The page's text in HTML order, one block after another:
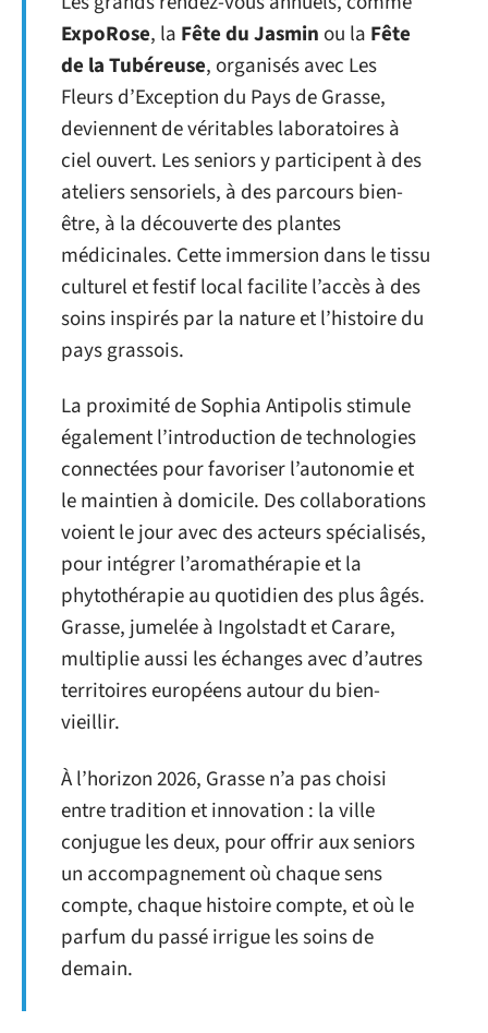
ExpoRose, la Fête du Jasmin ou la Fête
de la Tubéreuse, organisés avec Les
Fleurs d’Exception du Pays de Grasse,
deviennent de véritables laboratoires à
ciel ouvert. Les seniors y participent à des
ateliers sensoriels, à des parcours bien-
être, à la découverte des plantes
médicinales. Cette immersion dans le tissu
culturel et festif local facilite l’accès à des
soins inspirés par la nature et l’histoire du
pays grassois.
La proximité de Sophia Antipolis stimule
également l’introduction de technologies
connectées pour favoriser l’autonomie et
le maintien à domicile. Des collaborations
voient le jour avec des acteurs spécialisés,
pour intégrer l’aromathérapie et la
phytothérapie au quotidien des plus âgés.
Grasse, jumelée à Ingolstadt et Carare,
multiplie aussi les échanges avec d’autres
territoires européens autour du bien-
vieillir.
À l’horizon 2026, Grasse n’a pas choisi
entre tradition et innovation : la ville
conjugue les deux, pour offrir aux seniors
un accompagnement où chaque sens
compte, chaque histoire compte, et où le
parfum du passé irrigue les soins de
demain.